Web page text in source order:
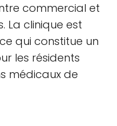
commercial et
La clinique est
qui constitue un
les résidents
médicaux de